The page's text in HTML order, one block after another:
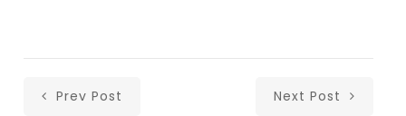
Prev Post Next Post